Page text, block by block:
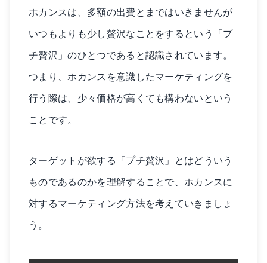
ホカンスは、多額の出費とまではいきませんが
いつもよりも少し贅沢なことをするという「プ
チ贅沢」のひとつであると認識されています。
つまり、ホカンスを意識したマーケティングを
行う際は、少々価格が高くても構わないという
ことです。
ターゲットが欲する「プチ贅沢」とはどういう
ものであるのかを理解することで、ホカンスに
対するマーケティング方法を考えていきましょ
う。